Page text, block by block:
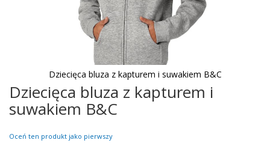
Dziecięca bluza z kapturem i
suwakiem B&C
Oceń ten produkt jako pierwszy
Dziecięca bluza z kapturem i suwakiem B&C
Przejdź
na
początek